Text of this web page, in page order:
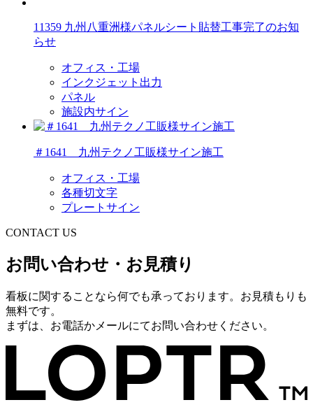
11359 九州八重洲様パネルシート貼替工事完了のお知
らせ
オフィス・工場
インクジェット出力
パネル
施設内サイン
＃1641 九州テクノ工販様サイン施工
オフィス・工場
各種切文字
プレートサイン
CONTACT US
お問い合わせ・お見積り
看板に関することなら何でも承っております。お見積もりも
無料です。
まずは、お電話かメールにてお問い合わせください。